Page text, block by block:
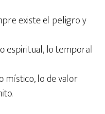
existe el peligro y
espiritual, lo temporal
místico, lo de valor